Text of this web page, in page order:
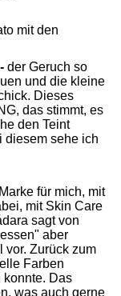
mit den
der Geruch so
und die kleine
Dieses
das stimmt, es
den Teint
diesem sehe ich
für mich, mit
mit Skin Care
sagt von
aber
vor. Zurück zum
Farben
konnte. Das
was auch gerne